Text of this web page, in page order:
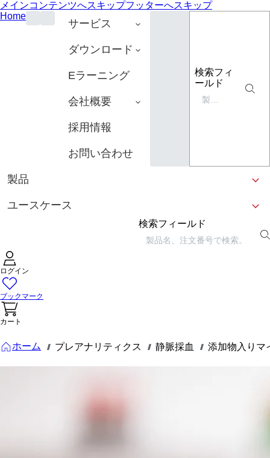
メインコンテンツへスキップフッターへスキップ
Home
サービス
ダウンロード
Eラーニング
会社概要
採用情報
お問い合わせ
検索フィ
ールド
製品
ユースケース
検索フィールド
ログイン
ブックマーク
カート
ホーム /// プレアナリティクス /// 静脈採血 /// 添加物入りマ